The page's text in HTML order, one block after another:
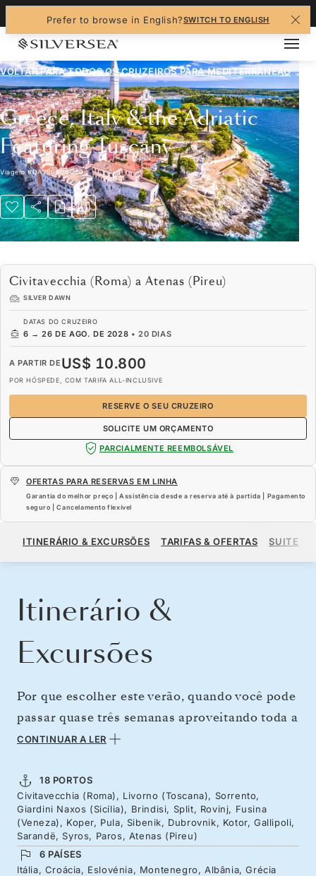
Prefer to browse in English?SWITCH TO ENGLISH
VOLTAR PARA TODOS OS CRUZEIROS PARAMEDITERRÂNEAO
Greece, Italy & the Adriatic
Featuring Tuscany
Viagem#DA280806C20
Civitavecchia (Roma) a Atenas (Pireu)
SILVER DAWN
DATAS DO CRUZEIRO
6 → 26 DE AGO. DE 2028 •20 DIAS
A PARTIR DE US$ 10.800
POR HÓSPEDE, COM TARIFA ALL-INCLUSIVE
RESERVE O SEU CRUZEIRO
SOLICITE UM ORÇAMENTO
PARCIALMENTE REEMBOLSÁVEL
OFERTAS PARA RESERVAS EM LINHA
Garantia do melhor preço | Assistência desde a reserva até à partida | Pagamento
seguro | Cancelamento flexível
A PARTIR DE US$ 10.800
ITINERÁRIO & EXCURSÕES TARIFAS & OFERTAS SUITES
Itinerário &
Excursões
Por que escolher este verão, quando você pode
passar quase três semanas aproveitando toda a
variedade do Mediterrâneo, desde os tesouros
palácios e arenas romanas da Croácia,
vilarejos de pescadores idílicos da Ístria e
imponentes cidades-fortaleza. Explore as
cidades e vinícolas ancestrais da Albânia, antes
de um dia de mar relaxante enquanto navega
CONTINUAR A LER
18 PORTOS
Civitavecchia (Roma), Livorno (Toscana), Sorrento,
Giardini Naxos (Sicília), Brindisi, Split, Rovinj, Fusina
(Veneza), Koper, Pula, Sibenik, Dubrovnik, Kotor, Gallipoli,
Sarandë, Syros, Paros, Atenas (Pireu)
6 PAÍSES
Itália, Croácia, Eslovénia, Montenegro, Albânia, Grécia